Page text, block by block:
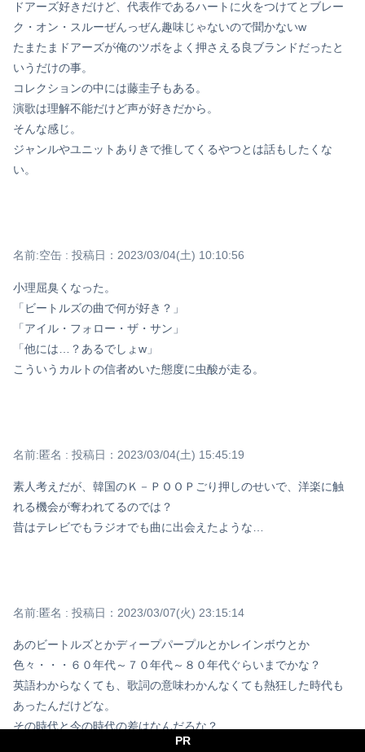
ドアーズ好きだけど、代表作であるハートに火をつけてとブレー
ク・オン・スルーぜんっぜん趣味じゃないので聞かないw
たまたまドアーズが俺のツボをよく押さえる良ブランドだったと
いうだけの事。
コレクションの中には藤圭子もある。
演歌は理解不能だけど声が好きだから。
そんな感じ。
ジャンルやユニットありきで推してくるやつとは話もしたくな
い。
名前:空缶 : 投稿日：2023/03/04(土) 10:10:56
小理屈臭くなった。
「ビートルズの曲で何が好き？」
「アイル・フォロー・ザ・サン」
「他には…？あるでしょw」
こういうカルトの信者めいた態度に虫酸が走る。
名前:匿名 : 投稿日：2023/03/04(土) 15:45:19
素人考えだが、韓国のＫ－ＰＯＯＰごり押しのせいで、洋楽に触
れる機会が奪われてるのでは？
昔はテレビでもラジオでも曲に出会えたような…
名前:匿名 : 投稿日：2023/03/07(火) 23:15:14
あのビートルズとかディープパープルとかレインボウとか
色々・・・６０年代～７０年代～８０年代ぐらいまでかな？
英語わからなくても、歌詞の意味わかんなくても熱狂した時代も
あったんだけどな。
その時代と今の時代の差はなんだろな？
環境？ミュージシャン？その他もろもろ？
PR